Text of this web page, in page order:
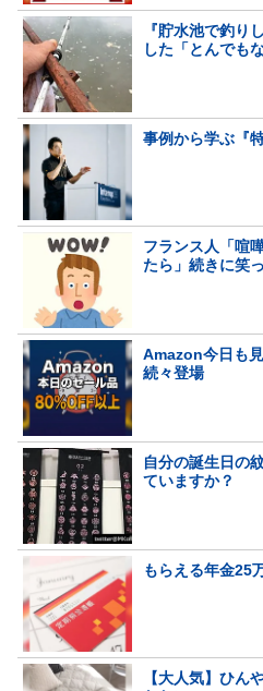
『貯水池で釣り
した「とんでも
事例から学ぶ『
フランス人「喧
たら」続きに笑
Amazon今日も
続々登場
自分の誕生日の
ていますか？
もらえる年金25
【大人気】ひん